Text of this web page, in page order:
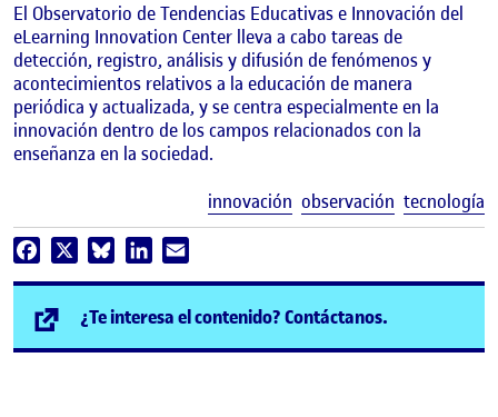
El Observatorio de Tendencias Educativas e Innovación del
eLearning Innovation Center lleva a cabo tareas de
detección, registro, análisis y difusión de fenómenos y
acontecimientos relativos a la educación de manera
periódica y actualizada, y se centra especialmente en la
innovación dentro de los campos relacionados con la
enseñanza en la sociedad.
innovación observación tecnología
Facebook BlueskyLinkedIn
¿Te interesa el contenido? Contáctanos.